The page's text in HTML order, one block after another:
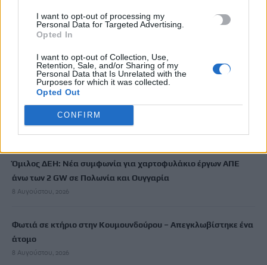
I want to opt-out of processing my
Personal Data for Targeted Advertising.
Opted In
I want to opt-out of Collection, Use,
Retention, Sale, and/or Sharing of my
Personal Data that Is Unrelated with the
Purposes for which it was collected.
Opted Out
CONFIRM
8 Αυγούστου, 2026
ΟΦΗ: Παρουσίασε τη γουρλίδικη πορτοκαλί φανέλα του
8 Αυγούστου, 2026
«Δίνουμε μάχη να επανέλθουμε στην κανονικότητα»: Η
επόμενη μέρα μετά τις πυρκαγιές στο νότιο Ρέθυμνο
Όμιλος ΔΕΗ: Νέα συμφωνία για χαρτοφυλάκιο έργων ΑΠΕ
άνω των 2 GW σε Πολωνία και Ουγγαρία
8 Αυγούστου, 2026
Φωτιά σε κτήριο στην Κουμουνδούρου – Απεγκλωβίστηκε ένα
άτομο
8 Αυγούστου, 2026